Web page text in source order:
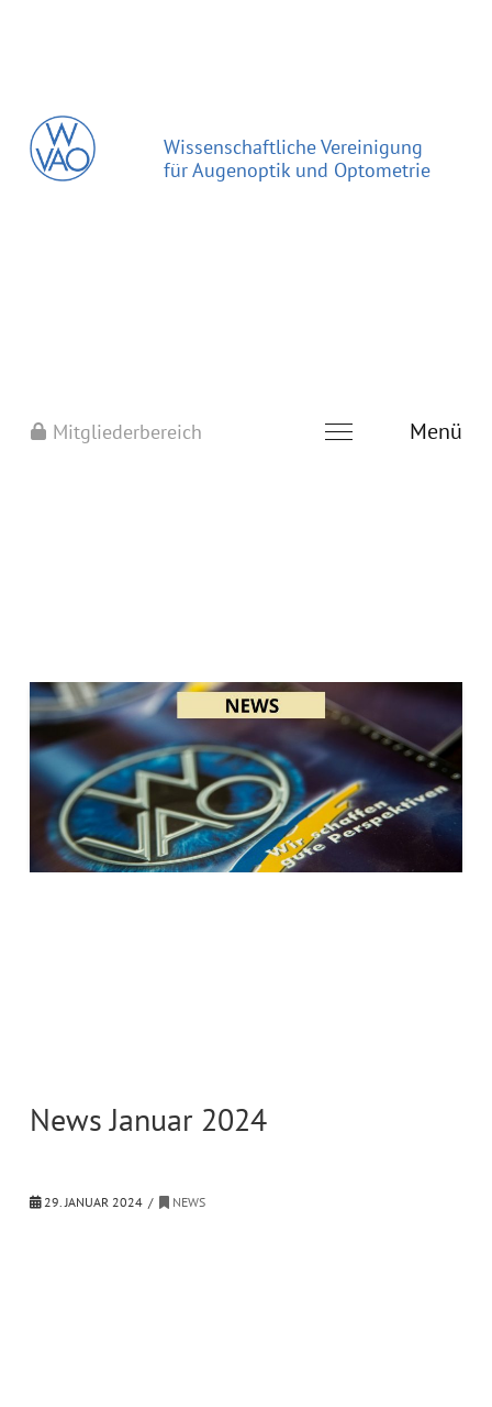
Wissenschaftliche Vereinigung
für Augenoptik und Optometrie
Mitgliederbereich Menü
News Januar 2024
29. JANUAR 2024 NEWS